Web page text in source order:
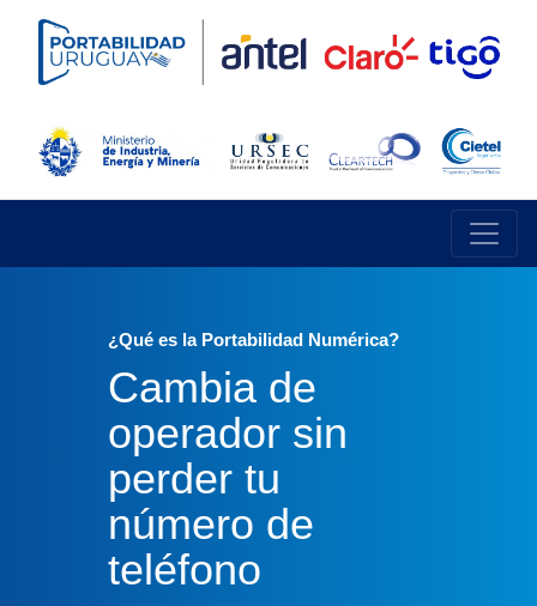
¿Qué es la Portabilidad Numérica?
Cambia de
operador sin
perder tu
número de
teléfono